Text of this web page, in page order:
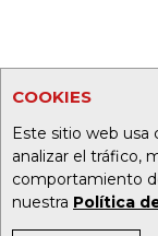
COOKIES
Este sitio web usa
analizar el tráfico,
comportamiento
nuestra Política